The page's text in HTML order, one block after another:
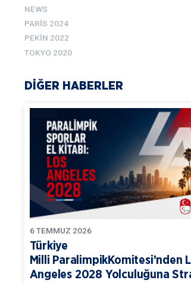
NEWS
PARIS 2024
PEKIN 2022
TOKYO 2020
DİĞER HABERLER
6 TEMMUZ 2026
Türkiye
Milli ParalimpikKomitesi’nden
Angeles 2028 Yolculuğuna